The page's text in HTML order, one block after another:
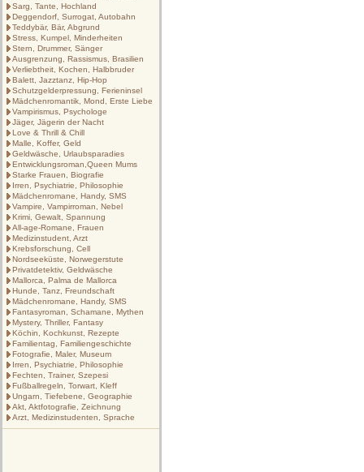
Sarg, Tante, Hochland
Deggendorf, Surrogat, Autobahn
Teddybär, Bär, Abgrund
Stress, Kumpel, Minderheiten
Stern, Drummer, Sänger
Ausgrenzung, Rassismus, Brasilien
Verliebtheit, Kochen, Halbbruder
Balett, Jazztanz, Hip-Hop
Schutzgelderpressung, Ferieninsel
Mädchenromantik, Mond, Erste Liebe
Vampirismus, Psychologe
Jäger, Jägerin der Nacht
Love & Thrill & Chill
Malle, Koffer, Geld
Geldwäsche, Urlaubsparadies
Entwicklungsroman,Queen Mums
Starke Frauen, Biografie
Irren, Psychiatrie, Philosophie
Mädchenromane, Handy, SMS
Vampire, Vampirroman, Nebel
Krimi, Gewalt, Spannung
All-age-Romane, Frauen
Medizinstudent, Arzt
Krebsforschung, Cell
Nordseeküste, Norwegerstute
Privatdetektiv, Geldwäsche
Mallorca, Palma de Mallorca
Hunde, Tanz, Freundschaft
Mädchenromane, Handy, SMS
Fantasyroman, Schamane, Mythen
Mystery, Thriller, Fantasy
Köchin, Kochkunst, Rezepte
Familientag, Familiengeschichte
Fotografie, Maler, Museum
Irren, Psychiatrie, Philosophie
Fechten, Trainer, Szepesi
Fußballregeln, Torwart, Kleff
Ungarn, Tiefebene, Geographie
Akt, Aktfotografie, Zeichnung
Arzt, Medizinstudenten, Sprache